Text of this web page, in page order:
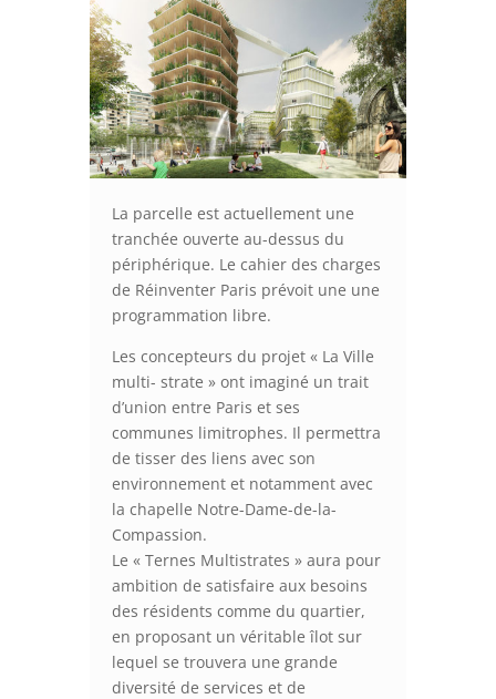
La parcelle est actuellement une
tranchée ouverte au-dessus du
périphérique. Le cahier des charges
de Réinventer Paris prévoit une une
programmation libre.
Les concepteurs du projet « La Ville
multi- strate » ont imaginé un trait
d’union entre Paris et ses
communes limitrophes. Il permettra
de tisser des liens avec son
environnement et notamment avec
la chapelle Notre-Dame-de-la-
Compassion.
Le « Ternes Multistrates » aura pour
ambition de satisfaire aux besoins
des résidents comme du quartier,
en proposant un véritable îlot sur
lequel se trouvera une grande
diversité de services et de